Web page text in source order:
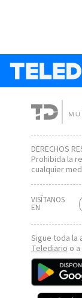
DERECHOS
Prohibida la
cualquier
VISÍTANOS
EN
Sigue toda la
Telediario o